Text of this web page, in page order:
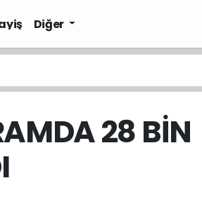
Diğer
28 BİN